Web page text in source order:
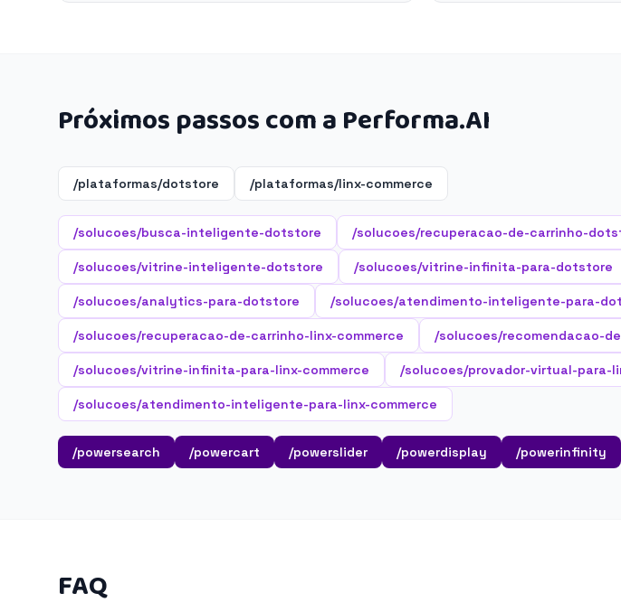
Próximos passos com a Performa.AI
/plataformas/dotstore /plataformas/linx-commerce
/solucoes/busca-inteligente-dotstore /solucoes/recuperacao-de-carrinho-
/solucoes/vitrine-inteligente-dotstore /solucoes/vitrine-infinita-para-dotstore
/solucoes/analytics-para-dotstore /solucoes/atendimento-inteligente-para-
/solucoes/recuperacao-de-carrinho-linx-commerce /solucoes/recomendacao-
/solucoes/vitrine-infinita-para-linx-commerce /solucoes/provador-virtual-para-
/solucoes/atendimento-inteligente-para-linx-commerce
/powersearch /powercart /powerslider /powerdisplay /powerinfinity
FAQ